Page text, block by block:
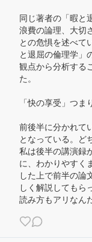
同じ著者の「暇と
浪費の論理、大切
との危惧を述べて
と退屈の倫理学」
観点から分析する
た。
「快の享受」つま
前後半に分かれて
となっている。ど
私は後半の講演録
に、わかりやすく
した上で前半の論
しく解説してもら
読み方もアリなん